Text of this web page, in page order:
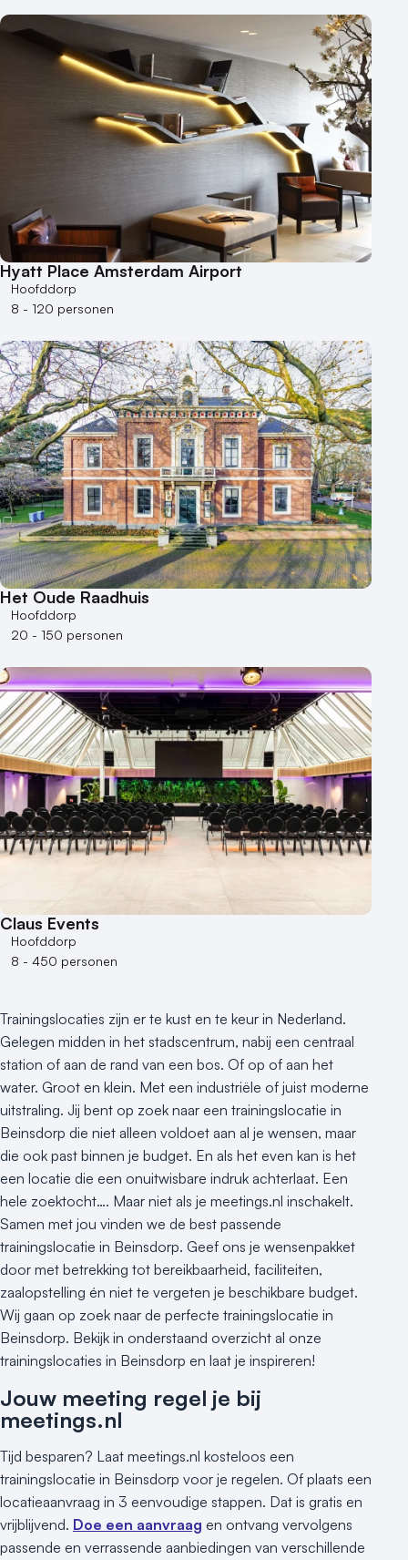
Hyatt Place Amsterdam Airport
Hoofddorp
8 - 120 personen
Het Oude Raadhuis
Hoofddorp
20 - 150 personen
Claus Events
Hoofddorp
8 - 450 personen
Trainingslocaties zijn er te kust en te keur in Nederland.
Gelegen midden in het stadscentrum, nabij een centraal
station of aan de rand van een bos. Of op of aan het
water. Groot en klein. Met een industriële of juist moderne
uitstraling. Jij bent op zoek naar een trainingslocatie in
Beinsdorp die niet alleen voldoet aan al je wensen, maar
die ook past binnen je budget. En als het even kan is het
een locatie die een onuitwisbare indruk achterlaat. Een
hele zoektocht…. Maar niet als je meetings.nl inschakelt.
Samen met jou vinden we de best passende
trainingslocatie in Beinsdorp. Geef ons je wensenpakket
door met betrekking tot bereikbaarheid, faciliteiten,
zaalopstelling én niet te vergeten je beschikbare budget.
Wij gaan op zoek naar de perfecte trainingslocatie in
Beinsdorp. Bekijk in onderstaand overzicht al onze
trainingslocaties in Beinsdorp en laat je inspireren!
Jouw meeting regel je bij
meetings.nl
Tijd besparen? Laat meetings.nl kosteloos een
trainingslocatie in Beinsdorp voor je regelen. Of plaats een
locatieaanvraag in 3 eenvoudige stappen. Dat is gratis en
vrijblijvend. Doe een aanvraag en ontvang vervolgens
passende en verrassende aanbiedingen van verschillende